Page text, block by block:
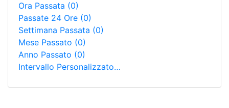
Ora Passata (0)
Passate 24 Ore (0)
Settimana Passata (0)
Mese Passato (0)
Anno Passato (0)
Intervallo Personalizzato…